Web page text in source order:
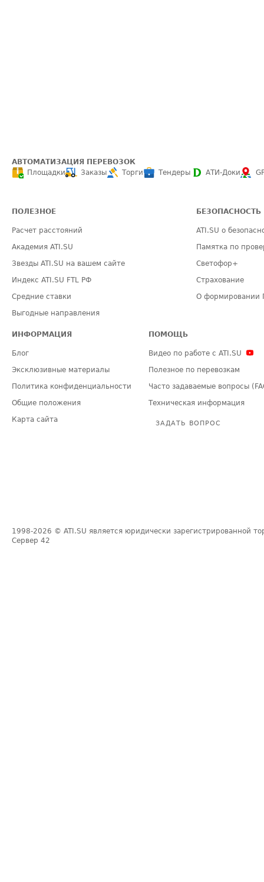
АВТОМАТИЗАЦИЯ ПЕРЕВОЗОК
Площадки
Заказы Торги Тендеры АТИ-Доки
ПОЛЕЗНОЕ
Расчет расстояний
Академия ATI.SU
Звезды ATI.SU на вашем сайте
Индекс ATI.SU FTL РФ
Средние ставки
Выгодные направления
БЕЗОПАСНОСТЬ
ATI.SU о
Памятка по
Светофор+
Страхование
О формировании
ИНФОРМАЦИЯ
Блог
Эксклюзивные материалы
Политика конфиденциальности
Общие положения
Карта сайта
ПОМОЩЬ
Видео по работе с ATI.SU
Полезное по перевозкам
Часто задаваемые вопросы
Техническая информация
ЗАДАТЬ ВОПРОС
1998-2026 © ATI.SU является юридически зарегистрированной
Сервер 42